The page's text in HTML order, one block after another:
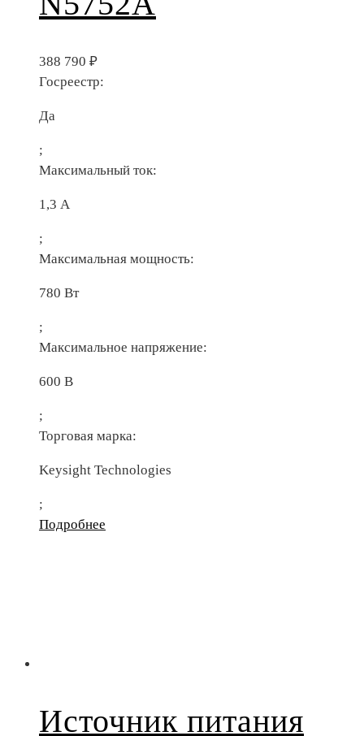
388 790 ₽
Госреестр:
Да
;
Максимальный ток:
1,3 А
;
Максимальная мощность:
780 Вт
;
Максимальное напряжение:
600 В
;
Торговая марка:
Keysight Technologies
;
Подробнее
Источник питания